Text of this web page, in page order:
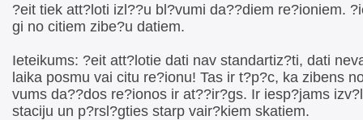
?eit tiek att?loti izl??u bl?vumi da??diem re?ioniem.
gi no citiem zibe?u datiem.
Ieteikums: ?eit att?lotie dati nav standartiz?ti, dati
laika posmu vai citu re?ionu! Tas ir t?p?c, ka zibens
vums da??dos re?ionos ir at??ir?gs. Ir iesp?jams
staciju un p?rsl?gties starp vair?kiem skatiem.